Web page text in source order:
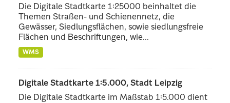
Die Digitale Stadtkarte 1:25000 beinhaltet die
Themen Straßen- und Schienennetz, die
Gewässer, Siedlungsflächen, sowie siedlungsfreie
Flächen und Beschriftungen, wie...
WMS
Digitale Stadtkarte 1:5.000, Stadt Leipzig
Die Digitale Stadtkarte im Maßstab 1:5.000 dient